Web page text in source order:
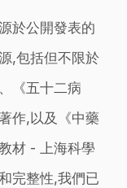
於公開發表的
,包括但不限於
《五十二病
作,以及《中藥
材 - 上海科學
完整性,我們已